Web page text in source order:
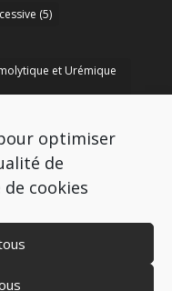
optimiser
de
cookies
(5)
et Urémique
d’Alport(37)